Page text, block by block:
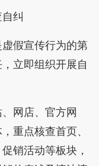
纠
假宣传行为的第
立即组织开展自
网店、官方网
重点核查首页、
销活动等板块，